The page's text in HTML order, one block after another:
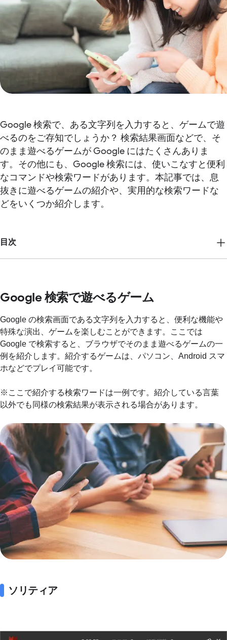
Google 検索で、ある文字列を入力すると、ゲームで遊
べるのをご存知でしょうか？ 検索結果画面などで、そ
のまま遊べるゲームが Google にはたくさんありま
す。その他にも、Google 検索には、使いこなすと便利
なコマンドや検索ワードがあります。本記事では、息
抜きに遊べるゲームの紹介や、実用的な検索ワードな
どをいくつか紹介します。
目次
Google 検索で遊べるゲーム
Google の検索画面である文字列を入力すると、便利な機能や
特殊な演出、ゲームを楽しむことができます。ここでは
Google で検索すると、ブラウザでそのまま遊べるゲームの一
例を紹介します。紹介するゲームは、パソコン、Android スマ
ホなどでプレイ可能です。
※ここで紹介する検索ワードは一例です。紹介している言葉
以外でも同様の検索結果が表示される場合があります。
ソリティア